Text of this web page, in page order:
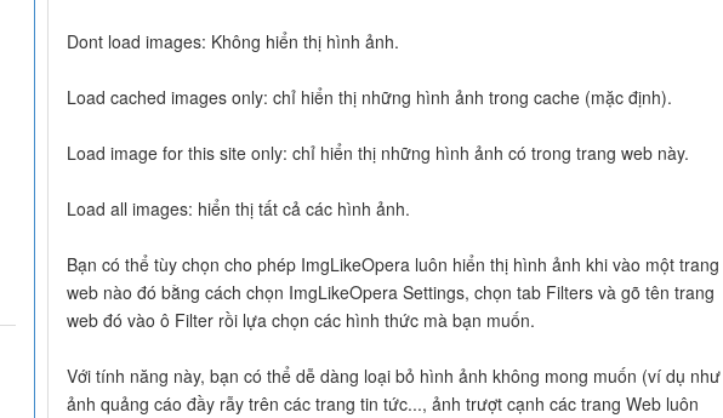
Dont load images: Không hiển thị hình ảnh.
Load cached images only: chỉ hiển thị những hình ảnh trong cache (mặc định).
Load image for this site only: chỉ hiển thị những hình ảnh có trong trang web này.
Load all images: hiển thị tất cả các hình ảnh.
Bạn có thể tùy chọn cho phép ImgLikeOpera luôn hiển thị hình ảnh khi vào một trang
web nào đó bằng cách chọn ImgLikeOpera Settings, chọn tab Filters và gõ tên trang
web đó vào ô Filter rồi lựa chọn các hình thức mà bạn muốn.
Với tính năng này, bạn có thể dễ dàng loại bỏ hình ảnh không mong muốn (ví dụ như
ảnh quảng cáo đầy rẫy trên các trang tin tức..., ảnh trượt cạnh các trang Web luôn